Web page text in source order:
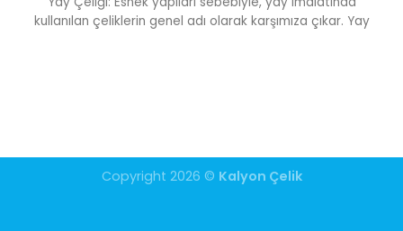
kullanılan çeliklerin genel adı olarak karşımıza çıkar. Yay
Copyright 2026 © Kalyon Çelik